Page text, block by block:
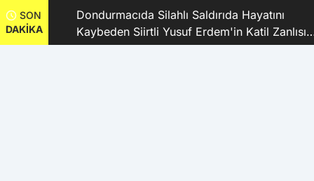
SON
DAKİKA
Dondurmacıda Silahlı Saldırıda Hayatını
Kaybeden Siirtli Yusuf Erdem'in Katil Zanlısı
ve 9 Şüpheli Tutuklandı